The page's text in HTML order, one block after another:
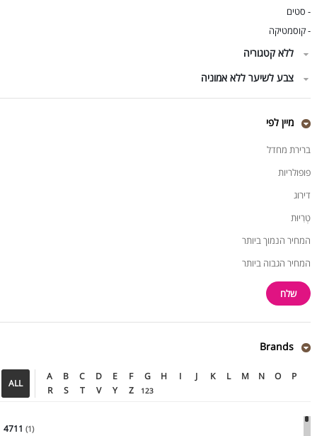
- סטים
-קוסמטיקה
ללא קטגוריה
צבע לשיער ללא אמוניה
מיין לפי
ברירת מחדל
פופולריות
דירוג
טְרִיוּת
המחיר הנמוך ביותר
המחיר הגבוה ביותר
Brands
ALL
A B C D E F G H I J K L M N O
P
R
S T V Y Z 123
4711 (1)